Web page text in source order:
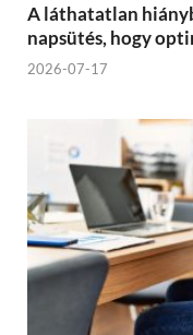
A láthatatlan
napsütés, hogy
2026-07-17